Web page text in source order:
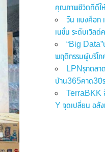
คุณภาพชีวิตที่ดีให้
วัน แบงค็อก
เนชั่น ระดับเวิลด์
“Big Data”
พฤติกรรมผู้บริโ
LPNรุกตลา
บ้าน365คาด3ปี
TerraBKK
Y จุดเปลี่ยน อสั